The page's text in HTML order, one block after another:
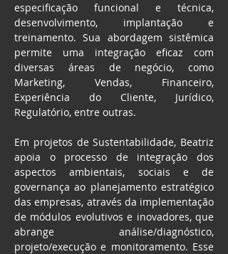
especificação funcional e técnica,
desenvolvimento, implantação e
treinamento. Sua abordagem sistêmica
permite uma integração eficaz com
diversas áreas de negócio, como
Marketing, Vendas, Financeiro,
Experiência do Cliente, Jurídico,
Regulatório, entre outras.
Em projetos de Sustentabilidade, Beatriz
apoia o processo de integração dos
aspectos ambientais, sociais e de
governança ao planejamento estratégico
das empresas, através da implementação
de módulos evolutivos e inovadores, que
abrange análise/diagnóstico,
projeto/execução e monitoramento. Esse